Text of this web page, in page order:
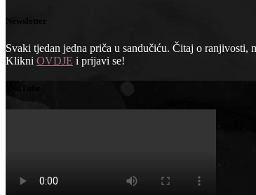
Newsletter
Svaki tjedan jedna priča u sandučiću. Čitaj o
Klikni OVDJE i prijavi se!